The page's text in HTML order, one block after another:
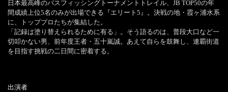
日本最高峰のバスフィッシングトーナメントトレイル、JB TOP50の年
間成績上位5名のみが出場できる『エリート5』。決戦の地・霞ヶ浦水系
に、トッププロたちが集結した。
「記録は塗り替えられるために有る」。そう語るのは、普段大口など一
切叩かない男、前年度王者・五十嵐誠。あえて自らを鼓舞し、連覇街道
を目指す挑戦の二日間に密着する。
出演者